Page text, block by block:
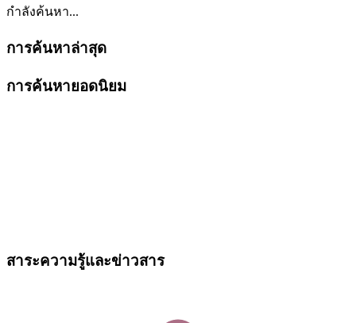
กำลังค้นหา...
การค้นหาล่าสุด
การค้นหายอดนิยม
สาระความรู้และข่าวสาร